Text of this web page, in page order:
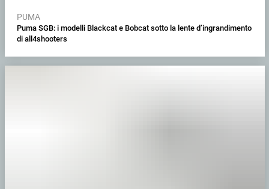
PUMA
Puma SGB: i modelli Blackcat e Bobcat sotto la lente d’ingrandimento
di all4shooters